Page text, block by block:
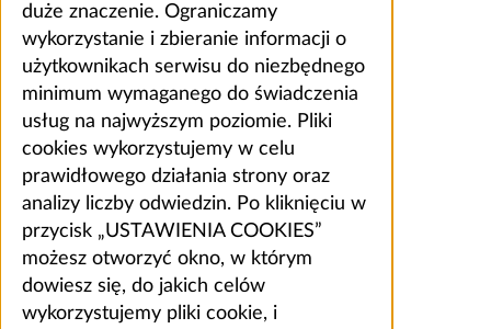
duże znaczenie. Ograniczamy
wykorzystanie i zbieranie informacji o
użytkownikach serwisu do niezbędnego
minimum wymaganego do świadczenia
usług na najwyższym poziomie. Pliki
cookies wykorzystujemy w celu
prawidłowego działania strony oraz
analizy liczby odwiedzin. Po kliknięciu w
przycisk „USTAWIENIA COOKIES”
możesz otworzyć okno, w którym
dowiesz się, do jakich celów
wykorzystujemy pliki cookie, i